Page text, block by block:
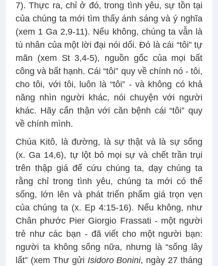
7). Thực ra, chỉ ở đó, trong tình yêu, sự tồn tại
của chúng ta mới tìm thấy ánh sáng và ý nghĩa
(xem 1 Ga 2,9-11). Nếu không, chúng ta vẫn là
tù nhân của một lời đại nói dối. Đó là cái “tôi” tự
mãn (xem St 3,4-5), nguồn gốc của mọi bất
công và bất hạnh. Cái “tôi” quy về chính nó - tôi,
cho tôi, với tôi, luôn là “tôi” - và không có khả
năng nhìn người khác, nói chuyện với người
khác. Hãy cẩn thận với căn bệnh cái “tôi” quy
về chính mình.
Chúa Kitô, là đường, là sự thật và là sự sống
(x. Ga 14,6), tự lột bỏ mọi sự và chết trần trụi
trên thập giá để cứu chúng ta, dạy chúng ta
rằng chỉ trong tình yêu, chúng ta mới có thể
sống, lớn lên và phát triển phẩm giá trọn vẹn
của chúng ta (x. Ep 4:15-16). Nếu không, như
Chân phước Pier Giorgio Frassati - một người
trẻ như các bạn - đã viết cho một người bạn:
người ta không sống nữa, nhưng là “sống lây
lất” (xem Thư gửi Isidoro Bonini, ngày 27 tháng